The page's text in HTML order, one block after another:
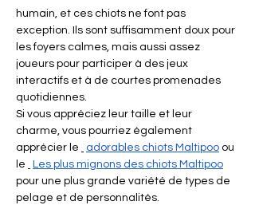
humain, et ces chiots ne font pas
exception. Ils sont suffisamment doux pour
les foyers calmes, mais aussi assez
joueurs pour participer à des jeux
interactifs et à de courtes promenades
quotidiennes.
Si vous appréciez leur taille et leur
charme, vous pourriez également
apprécier le
adorables chiots Maltipoo ou
le
Les plus mignons des chiots Maltipoo
pour une plus grande variété de types de
pelage et de personnalités.